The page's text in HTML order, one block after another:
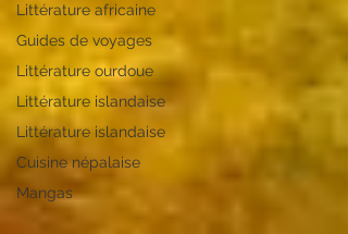
Littérature africaine
Guides de voyages
Littérature ourdoue
Littérature islandaise
Littérature islandaise
Cuisine népalaise
Mangas